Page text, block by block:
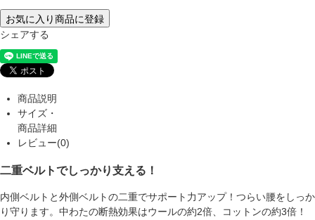
お気に入り商品に登録
シェアする
商品説明
サイズ・
商品詳細
レビュー(0)
二重ベルトでしっかり支える！
内側ベルトと外側ベルトの二重でサポート力アップ！つらい腰をしっか
り守ります。中わたの断熱効果はウールの約2倍、コットンの約3倍！